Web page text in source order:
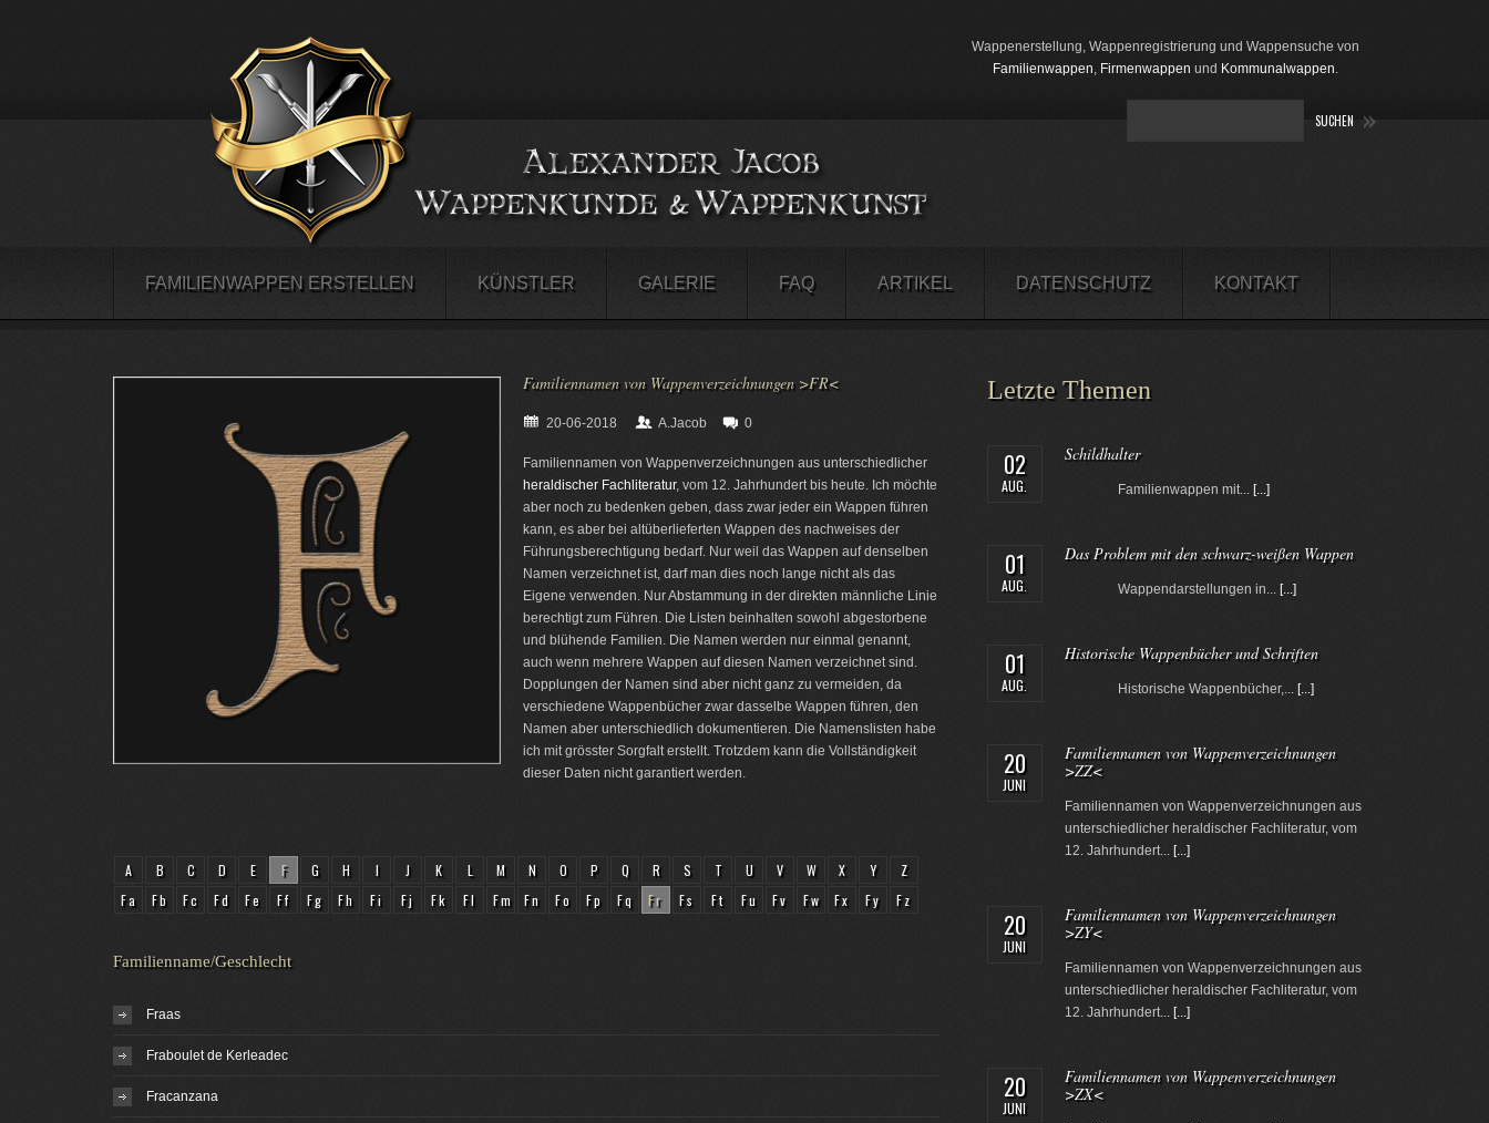
Wappenerstellung, Wappenregistrierung und Wappensuche von
Familienwappen, Firmenwappen und Kommunalwappen.
FAMILIENWAPPEN ERSTELLEN KÜNSTLER GALERIE FAQ ARTIKEL DATENSCHUTZ KONTAKT
Familiennamen von Wappenverzeichnungen >FR<
20-06-2018 A.Jacob 0
Familiennamen von Wappenverzeichnungen aus unterschiedlicher
heraldischer Fachliteratur, vom 12. Jahrhundert bis heute. Ich möchte
aber noch zu bedenken geben, dass zwar jeder ein Wappen führen
kann, es aber bei altüberlieferten Wappen des nachweises der
Führungsberechtigung bedarf. Nur weil das Wappen auf denselben
Namen verzeichnet ist, darf man dies noch lange nicht als das
Eigene verwenden. Nur Abstammung in der direkten männliche Linie
berechtigt zum Führen. Die Listen beinhalten sowohl abgestorbene
und blühende Familien. Die Namen werden nur einmal genannt,
auch wenn mehrere Wappen auf diesen Namen verzeichnet sind.
Dopplungen der Namen sind aber nicht ganz zu vermeiden, da
verschiedene Wappenbücher zwar dasselbe Wappen führen, den
Namen aber unterschiedlich dokumentieren. Die Namenslisten habe
ich mit grösster Sorgfalt erstellt. Trotzdem kann die Vollständigkeit
dieser Daten nicht garantiert werden.
A B C D E F G H I J K L M N O P Q R S T U V W X Y
Z
Fa
Fb Fc Fd Fe Ff Fg Fh Fi Fj Fk Fl Fm Fn Fo Fp Fq Fr Fs Ft Fu Fv Fw Fx Fy Fz
Familienname/Geschlecht
Fraas
Fraboulet de Kerleadec
Fracanzana
Letzte Themen
02
AUG.
Schildhalter
Familienwappen mit... [...]
01
AUG.
Das Problem mit den schwarz-weißen Wappen
Wappendarstellungen in... [...]
01
AUG.
Historische Wappenbücher und Schriften
Historische Wappenbücher,... [...]
20
JUNI
Familiennamen von Wappenverzeichnungen
>ZZ<
Familiennamen von Wappenverzeichnungen aus
unterschiedlicher heraldischer Fachliteratur, vom
12. Jahrhundert... [...]
20
JUNI
Familiennamen von Wappenverzeichnungen
>ZY<
Familiennamen von Wappenverzeichnungen aus
unterschiedlicher heraldischer Fachliteratur, vom
12. Jahrhundert... [...]
20
JUNI
Familiennamen von Wappenverzeichnungen
>ZX<